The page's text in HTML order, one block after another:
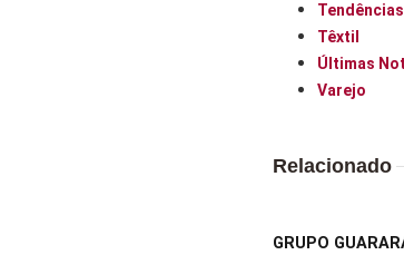
Tendências
Têxtil
Últimas
Varejo
Relacionado
GRUPO